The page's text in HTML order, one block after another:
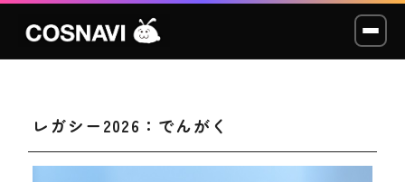
コスプレイベント
レガシー2026：でんがく